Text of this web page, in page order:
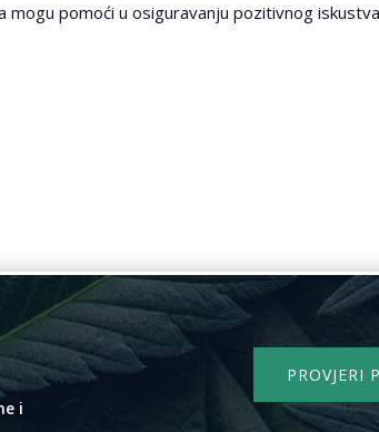
pomoći u osiguravanju pozitivnog
i
PROVJERI